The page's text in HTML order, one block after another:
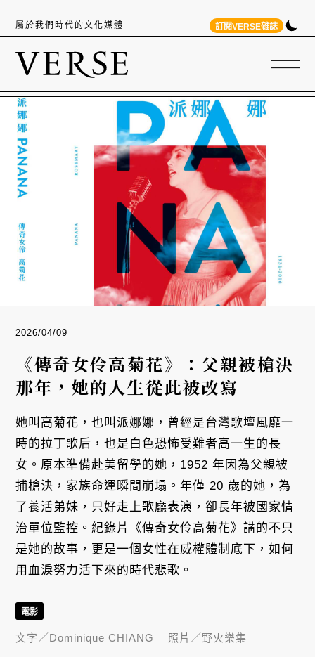
屬於我們時代的文化媒體 訂閱VERSE雜誌
2026/04/09
《傳奇女伶高菊花》：父親被槍決
那年，她的人生從此被改寫
她叫高菊花，也叫派娜娜，曾經是台灣歌壇風靡一
時的拉丁歌后，也是白色恐怖受難者高一生的長
女。原本準備赴美留學的她，1952 年因為父親被
捕槍決，家族命運瞬間崩塌。年僅 20 歲的她，為
了養活弟妹，只好走上歌廳表演，卻長年被國家情
治單位監控。紀錄片《傳奇女伶高菊花》講的不只
是她的故事，更是一個女性在威權體制底下，如何
用血淚努力活下來的時代悲歌。
電影
文字／Dominique CHIANG 照片／野火樂集